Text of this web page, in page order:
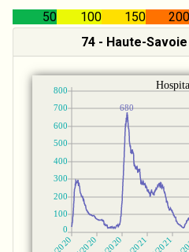
50 100 150 200
74 - Haute-